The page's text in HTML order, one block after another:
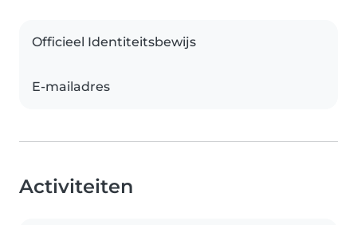
Officieel Identiteitsbewijs
E-mailadres
Activiteiten